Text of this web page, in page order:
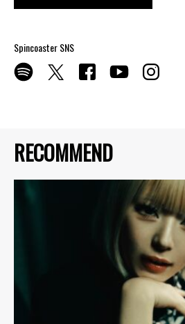
RECOMMEND
Spincoaster SNS